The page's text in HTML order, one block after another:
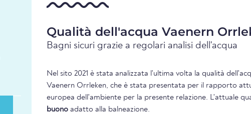
Qualità dell'acqua Vaenern
Bagni sicuri grazie a regolari analisi dell'acqua
Nel sito 2021 è stata analizzata l'ultima volta la qualità
Vaenern Orrleken, che è stata presentata per il rapporto
europea dell'ambiente per la presente relazione. L'attuale
buono adatto alla balneazione.